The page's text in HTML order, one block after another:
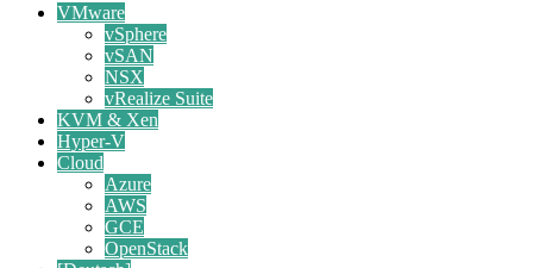
VMware
vSphere
vSAN
NSX
vRealize Suite
KVM & Xen
Hyper-V
Cloud
Azure
AWS
GCE
OpenStack